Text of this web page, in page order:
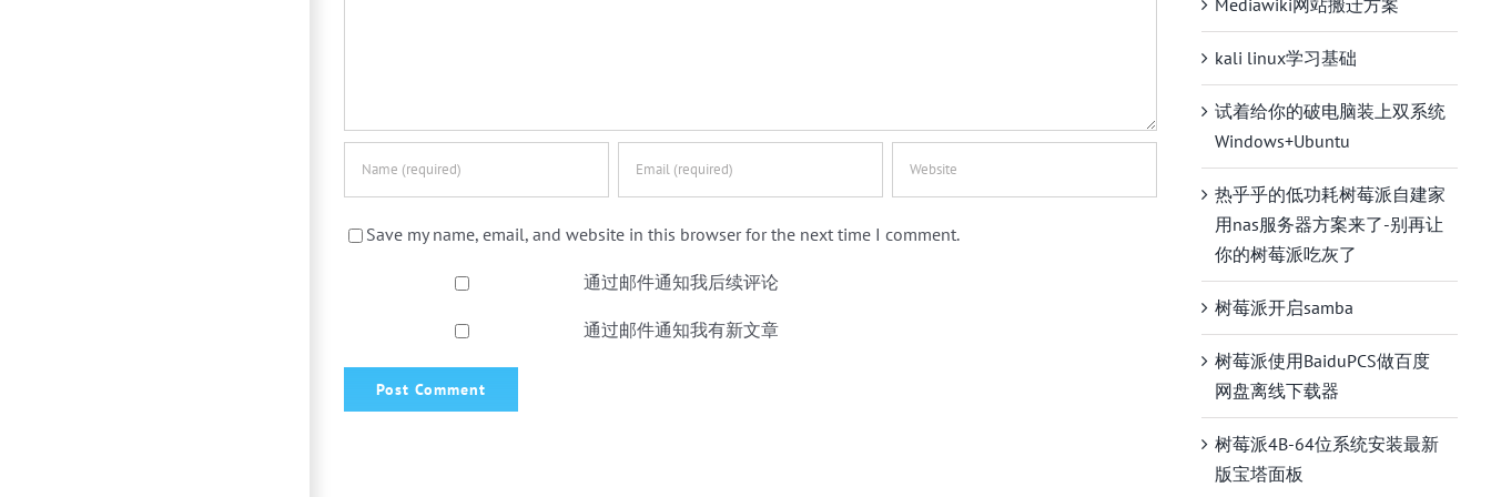
Save my name, email, and website in this browser for the next time I comment.
通过邮件通知我后续评论
通过邮件通知我有新文章
kali linux学习基础
试着给你的破电脑装上双系统
Windows+Ubuntu
热乎乎的低功耗树莓派自建家
用nas服务器方案来了-别再让
你的树莓派吃灰了
树莓派开启samba
树莓派使用BaiduPCS做百度
网盘离线下载器
树莓派4B-64位系统安装最新
版宝塔面板